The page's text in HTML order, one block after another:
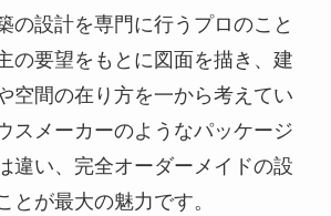
の設計を専門に行うプロのこと
の要望をもとに図面を描き、建
空間の在り方を一から考えてい
スメーカーのようなパッケージ
違い、完全オーダーメイドの設
とが最大の魅力です。